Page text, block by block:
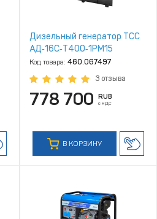
Дизельный генератор ТСС
АД‑16С‑Т400‑1РМ15
Код товара: 460.067497
3 отзыва
778 700 RUB
с НДС
В КОРЗИНУ